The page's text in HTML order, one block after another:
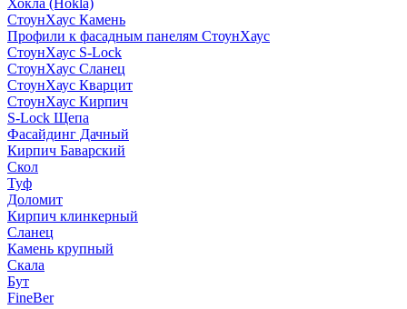
Хокла (Hokla)
СтоунХаус Камень
Профили к фасадным панелям СтоунХаус
СтоунХаус S-Lock
СтоунХаус Сланец
СтоунХаус Кварцит
СтоунХаус Кирпич
S-Lock Щепа
Фасайдинг Дачный
Кирпич Баварский
Скол
Туф
Доломит
Кирпич клинкерный
Сланец
Камень крупный
Скала
Бут
FineBer